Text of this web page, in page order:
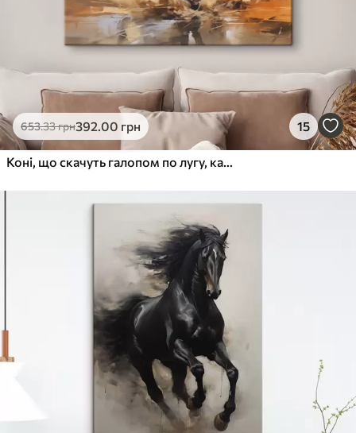
Стійкість до вицвітання
Безпечне чорнило без запаху
Поверхня з текстурою полотна
✗ Екологічний матеріал
Еко-Преміум
.00грн
✓ Яскраві, насичені кольори
Поверхня з текстурою полотна
653.33грн392.00 грн 15
Коні, що скачуть галопом по лугу, картина маслом